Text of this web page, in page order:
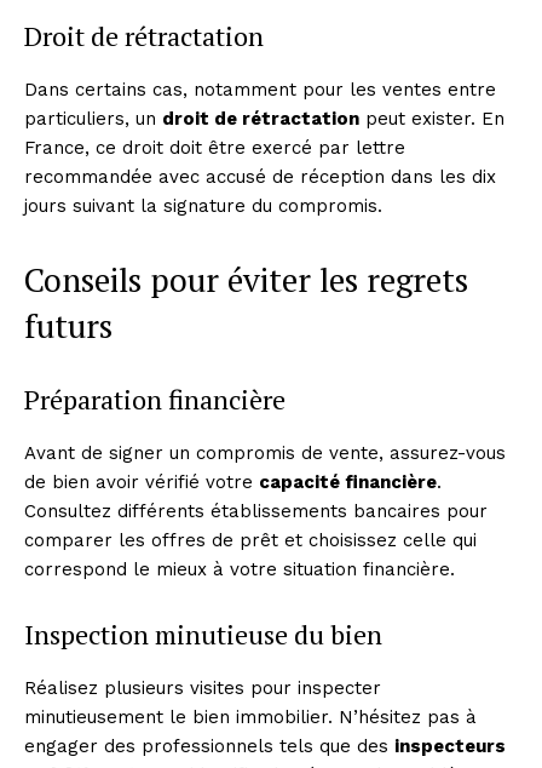
Droit de rétractation
Dans certains cas, notamment pour les ventes entre
particuliers, un droit de rétractation peut exister. En
France, ce droit doit être exercé par lettre
recommandée avec accusé de réception dans les dix
jours suivant la signature du compromis.
Conseils pour éviter les regrets
futurs
Préparation financière
Avant de signer un compromis de vente, assurez-vous
de bien avoir vérifié votre capacité financière.
Consultez différents établissements bancaires pour
comparer les offres de prêt et choisissez celle qui
correspond le mieux à votre situation financière.
Inspection minutieuse du bien
Réalisez plusieurs visites pour inspecter
minutieusement le bien immobilier. N’hésitez pas à
engager des professionnels tels que des inspecteurs